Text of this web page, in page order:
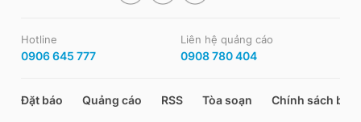
Hotline
0906 645 777
Liên hệ quảng cáo
0908 780 404
Đặt báo Quảng cáo RSS Tòa soạn Chính sách bảo